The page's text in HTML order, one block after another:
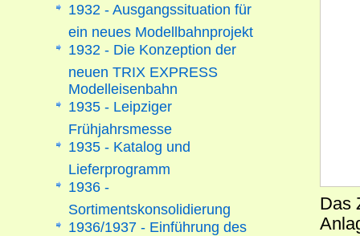
Das
1932 - Ausgangssituation für
ein neues Modellbahnprojekt
1932 - Die Konzeption der
neuen TRIX EXPRESS
Modelleisenbahn
1935 - Leipziger
Frühjahrsmesse
1935 - Katalog und
Lieferprogramm
1936 -
Sortimentskonsolidierung
1936/1937 - Einführung des